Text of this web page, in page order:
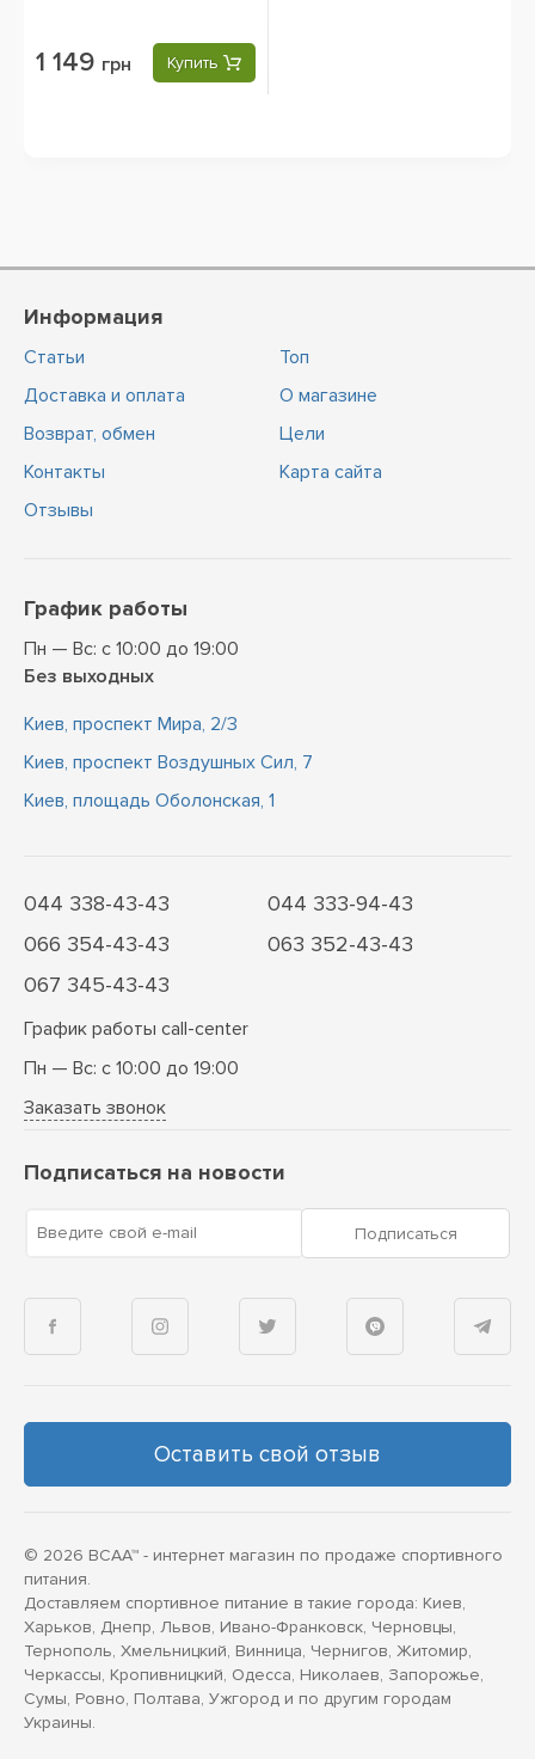
1 149 грн Купить
Информация
Статьи
Доставка и оплата
Возврат, обмен
Контакты
Отзывы
Топ
О магазине
Цели
Карта сайта
График работы
Пн — Вс: с 10:00 до 19:00
Без выходных
Киев, проспект Мира, 2/3
Киев, проспект Воздушных Сил, 7
Киев, площадь Оболонская, 1
044 338-43-43
044 333-94-43
066 354-43-43
063 352-43-43
067 345-43-43
График работы call-center
Пн — Вс: с 10:00 до 19:00
Заказать звонок
Подписаться на новости
Введите свой e-mail Подписаться
Оставить свой отзыв
© 2026 BCAA™ - интернет магазин по продаже спортивного
питания.
Доставляем спортивное питание в такие города: Киев,
Харьков, Днепр, Львов, Ивано-Франковск, Черновцы,
Тернополь, Хмельницкий, Винница, Чернигов, Житомир,
Черкассы, Кропивницкий, Одесса, Николаев, Запорожье,
Сумы, Ровно, Полтава, Ужгород и по другим городам
Украины.